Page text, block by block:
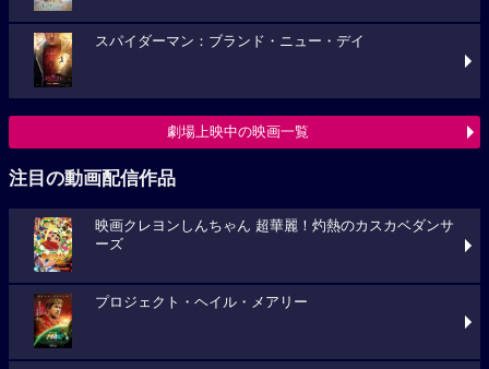
スパイダーマン：ブランド・ニュー・デイ
劇場上映中の映画一覧
注目の動画配信作品
映画クレヨンしんちゃん 超華麗！灼熱のカスカベダンサ
ーズ
プロジェクト・ヘイル・メアリー